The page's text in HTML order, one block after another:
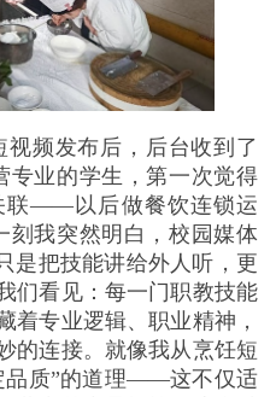
视频发布后，后台收到了
专业的学生，第一次觉得
联——以后做餐饮连锁运
刻我突然明白，校园媒体
是把技能讲给外人听，更
们看见：每一门职教技能
着专业逻辑、职业精神，
的连接。就像我从烹饪短
品质”的道理——这不仅适